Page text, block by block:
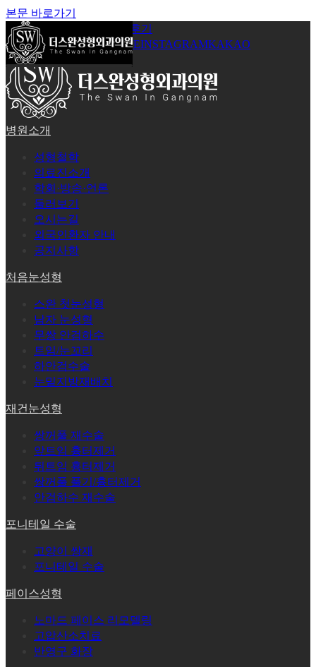
본문 바로가기
공지사항
시술후기
로그인회원가입YOUTUBEINSTAGRAMKAKAO
병원소개
성형철학
의료진소개
학회·방송·언론
둘러보기
오시는길
외국인환자 안내
공지사항
처음눈성형
스완 첫눈성형
남자 눈성형
무쌍 안검하수
트임/눈꼬리
하안검수술
눈밑지방재배치
재건눈성형
쌍꺼풀 재수술
앞트임 흉터제거
뒤트임 흉터제거
쌍꺼풀 풀기/흉터제거
안검하수 재수술
포니테일 수술
고양이 쌍재
포니테일 수술
페이스성형
노마드 페이스 리모델링
고압산소치료
반영구 화장